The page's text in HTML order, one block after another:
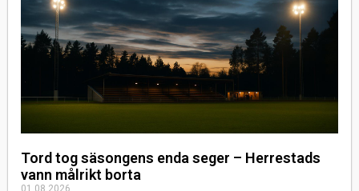
Tord tog säsongens enda seger – Herrestads
vann målrikt borta
01.08.2026